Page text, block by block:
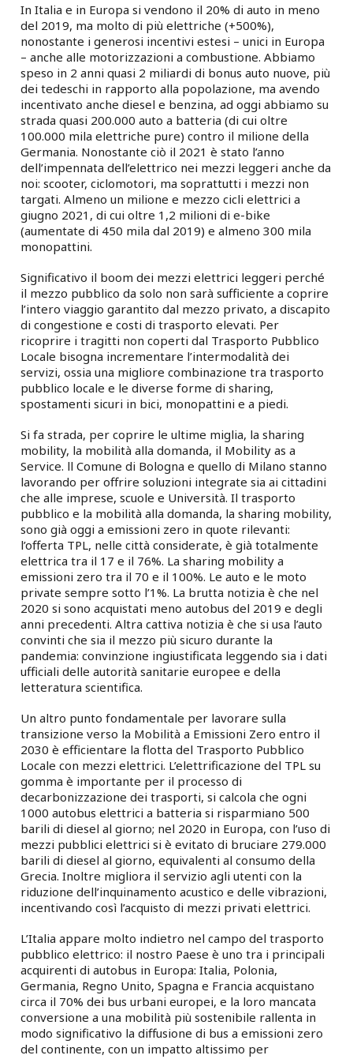
In Italia e in Europa si vendono il 20% di auto in meno
del 2019, ma molto di più elettriche (+500%),
nonostante i generosi incentivi estesi – unici in Europa
– anche alle motorizzazioni a combustione. Abbiamo
speso in 2 anni quasi 2 miliardi di bonus auto nuove, più
dei tedeschi in rapporto alla popolazione, ma avendo
incentivato anche diesel e benzina, ad oggi abbiamo su
strada quasi 200.000 auto a batteria (di cui oltre
100.000 mila elettriche pure) contro il milione della
Germania. Nonostante ciò il 2021 è stato l’anno
dell’impennata dell’elettrico nei mezzi leggeri anche da
noi: scooter, ciclomotori, ma soprattutti i mezzi non
targati. Almeno un milione e mezzo cicli elettrici a
giugno 2021, di cui oltre 1,2 milioni di e-bike
(aumentate di 450 mila dal 2019) e almeno 300 mila
monopattini.
Significativo il boom dei mezzi elettrici leggeri perché
il mezzo pubblico da solo non sarà sufficiente a coprire
l’intero viaggio garantito dal mezzo privato, a discapito
di congestione e costi di trasporto elevati. Per
ricoprire i tragitti non coperti dal Trasporto Pubblico
Locale bisogna incrementare l’intermodalità dei
servizi, ossia una migliore combinazione tra trasporto
pubblico locale e le diverse forme di sharing,
spostamenti sicuri in bici, monopattini e a piedi.
Si fa strada, per coprire le ultime miglia, la sharing
mobility, la mobilità alla domanda, il Mobility as a
Service. ll Comune di Bologna e quello di Milano stanno
lavorando per offrire soluzioni integrate sia ai cittadini
che alle imprese, scuole e Università. Il trasporto
pubblico e la mobilità alla domanda, la sharing mobility,
sono già oggi a emissioni zero in quote rilevanti:
l’offerta TPL, nelle città considerate, è già totalmente
elettrica tra il 17 e il 76%. La sharing mobility a
emissioni zero tra il 70 e il 100%. Le auto e le moto
private sempre sotto l’1%. La brutta notizia è che nel
2020 si sono acquistati meno autobus del 2019 e degli
anni precedenti. Altra cattiva notizia è che si usa l’auto
convinti che sia il mezzo più sicuro durante la
pandemia: convinzione ingiustificata leggendo sia i dati
ufficiali delle autorità sanitarie europee e della
letteratura scientifica.
Un altro punto fondamentale per lavorare sulla
transizione verso la Mobilità a Emissioni Zero entro il
2030 è efficientare la flotta del Trasporto Pubblico
Locale con mezzi elettrici. L’elettrificazione del TPL su
gomma è importante per il processo di
decarbonizzazione dei trasporti, si calcola che ogni
1000 autobus elettrici a batteria si risparmiano 500
barili di diesel al giorno; nel 2020 in Europa, con l’uso di
mezzi pubblici elettrici si è evitato di bruciare 279.000
barili di diesel al giorno, equivalenti al consumo della
Grecia. Inoltre migliora il servizio agli utenti con la
riduzione dell’inquinamento acustico e delle vibrazioni,
incentivando così l’acquisto di mezzi privati elettrici.
L’Italia appare molto indietro nel campo del trasporto
pubblico elettrico: il nostro Paese è uno tra i principali
acquirenti di autobus in Europa: Italia, Polonia,
Germania, Regno Unito, Spagna e Francia acquistano
circa il 70% dei bus urbani europei, e la loro mancata
conversione a una mobilità più sostenibile rallenta in
modo significativo la diffusione di bus a emissioni zero
del continente, con un impatto altissimo per